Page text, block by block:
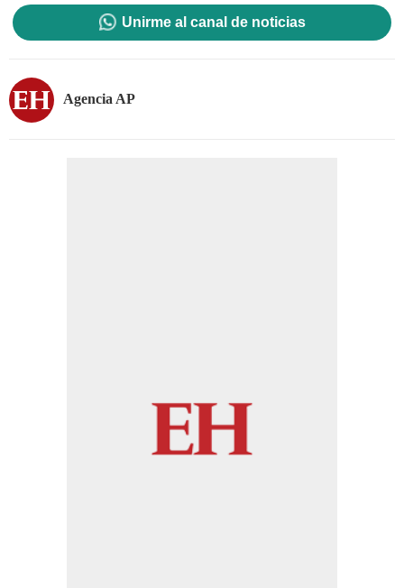
Unirme al canal de noticias
Agencia AP